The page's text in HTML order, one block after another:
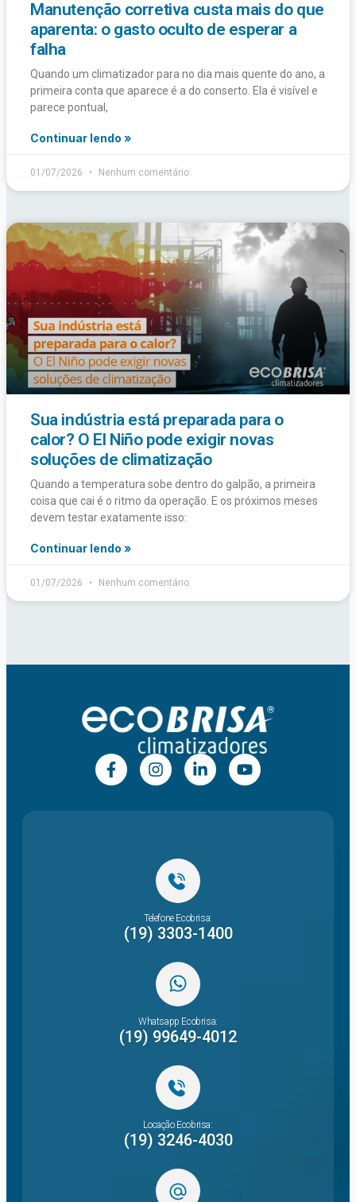
Manutenção corretiva custa mais do que
aparenta: o gasto oculto de esperar a
falha
Quando um climatizador para no dia mais quente do ano, a
primeira conta que aparece é a do conserto. Ela é visível e
parece pontual,
Continuar lendo »
01/07/2026 Nenhum comentário
Sua indústria está preparada para o
calor? O El Niño pode exigir novas
soluções de climatização
Quando a temperatura sobe dentro do galpão, a primeira
coisa que cai é o ritmo da operação. E os próximos meses
devem testar exatamente isso:
Continuar lendo »
01/07/2026 Nenhum comentário
Telefone Ecobrisa:
(19) 3303-1400
Whatsapp Ecobrisa:
(19) 99649-4012
Locação Ecobrisa:
(19) 3246-4030